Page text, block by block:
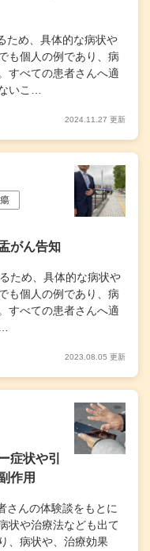
ため、具体的な病状や
も個人の例であり、病
すべての患者さんへ適
いこ…
2024.11.27 更新
がん告知
ため、具体的な病状や
も個人の例であり、病
すべての患者さんへ適
2023.08.05 更新
症状や引
作用
さんの体験談をもとに
状や治療法なども出て
、病状や、治療効果